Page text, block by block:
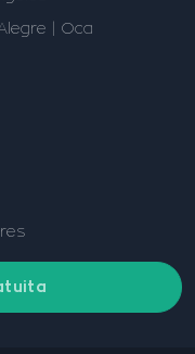
| Oca